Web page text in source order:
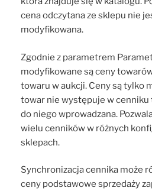
cena odczytana ze sklepu nie
modyfikowana.
Zgodnie z parametrem
modyfikowane są ceny
towaru w aukcji. Ceny są tylko
towar nie występuje w cenniku
do niego wprowadzana.
wielu cenników w różnych
sklepach.
Synchronizacja cennika może
ceny podstawowe sprzedaży